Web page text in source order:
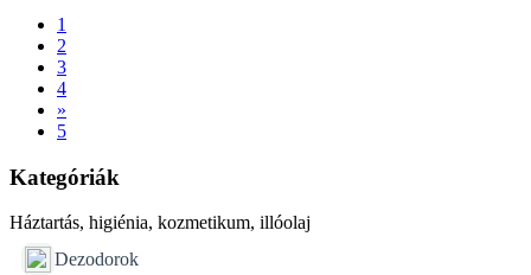
1
2
3
4
»
5
Kategóriák
Háztartás, higiénia, kozmetikum, illóolaj
Dezodorok